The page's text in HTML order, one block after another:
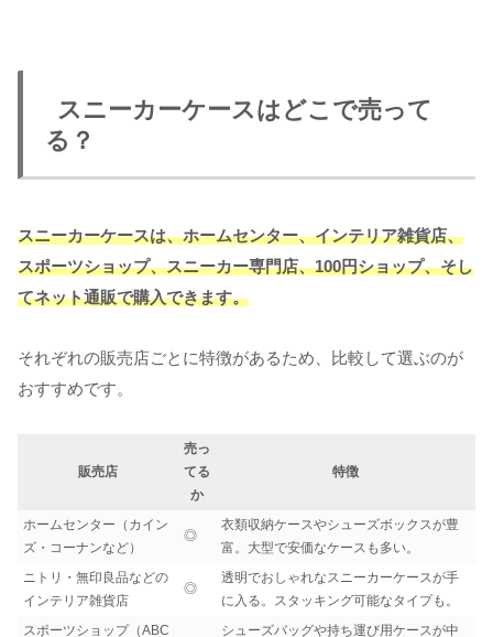
スニーカーケースはどこで売って
る？
スニーカーケースは、ホームセンター、インテリア雑貨店、
スポーツショップ、スニーカー専門店、100円ショップ、そし
てネット通販で購入できます。
それぞれの販売店ごとに特徴があるため、比較して選ぶのが
おすすめです。
販売店
売っ
てる
か
特徴
ホームセンター（カイン
ズ・コーナンなど）
◎
衣類収納ケースやシューズボックスが豊
富。大型で安価なケースも多い。
ニトリ・無印良品などの
インテリア雑貨店
◎
透明でおしゃれなスニーカーケースが手
に入る。スタッキング可能なタイプも。
スポーツショップ（ABC
シューズバッグや持ち運び用ケースが中